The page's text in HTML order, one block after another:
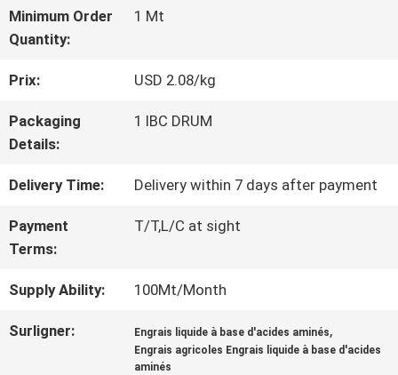
VISITE
D'USINE
CONTRÔLE
DE
QUALITÉ
CONTACTEZ-
NOUS
Minimum Order
Quantity:
1 Mt
Prix: USD 2.08/kg
Packaging
Details:
1 IBC DRUM
Delivery Time: Delivery within 7 days after payment
Payment
Terms:
T/T,L/C at sight
Supply Ability: 100Mt/Month
Surligner: Engrais liquide à base d'acides aminés,
Engrais agricoles Engrais liquide à base d'acides
aminés